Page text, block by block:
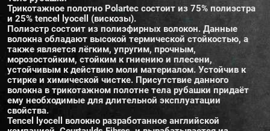
Трикотажное полотно Polartec состоит из 75% полиэстра
и 25% tencel lyocell (вискозы).
Полиэстр состоит из полиэфирных волокон. Данные
волокна обладают высокой термической стойкостью, а
также является лёгким, упругим, прочным,
морозостойким, стойким к гниению и плесени,
устойчивым к действию моли материалом. Устойчив к
стирке и химической чистке. Присутствие данного
волокна в трикотажном полотне тела рубашки придаёт
ему необходимые для длительной эксплуатации
свойства.
Tencel lyocell волокно разработанное английской